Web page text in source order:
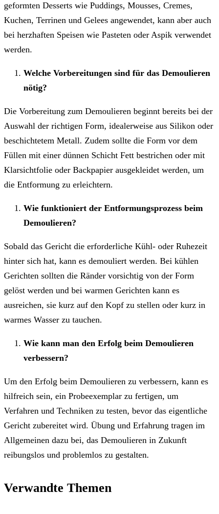
geformten Desserts wie Puddings, Mousses, Cremes,
Kuchen, Terrinen und Gelees angewendet, kann aber auch
bei herzhaften Speisen wie Pasteten oder Aspik verwendet
werden.
Welche Vorbereitungen sind für das Demoulieren
nötig?
Die Vorbereitung zum Demoulieren beginnt bereits bei der
Auswahl der richtigen Form, idealerweise aus Silikon oder
beschichtetem Metall. Zudem sollte die Form vor dem
Füllen mit einer dünnen Schicht Fett bestrichen oder mit
Klarsichtfolie oder Backpapier ausgekleidet werden, um
die Entformung zu erleichtern.
Wie funktioniert der Entformungsprozess beim
Demoulieren?
Sobald das Gericht die erforderliche Kühl- oder Ruhezeit
hinter sich hat, kann es demouliert werden. Bei kühlen
Gerichten sollten die Ränder vorsichtig von der Form
gelöst werden und bei warmen Gerichten kann es
ausreichen, sie kurz auf den Kopf zu stellen oder kurz in
warmes Wasser zu tauchen.
Wie kann man den Erfolg beim Demoulieren
verbessern?
Um den Erfolg beim Demoulieren zu verbessern, kann es
hilfreich sein, ein Probeexemplar zu fertigen, um
Verfahren und Techniken zu testen, bevor das eigentliche
Gericht zubereitet wird. Übung und Erfahrung tragen im
Allgemeinen dazu bei, das Demoulieren in Zukunft
reibungslos und problemlos zu gestalten.
Verwandte Themen